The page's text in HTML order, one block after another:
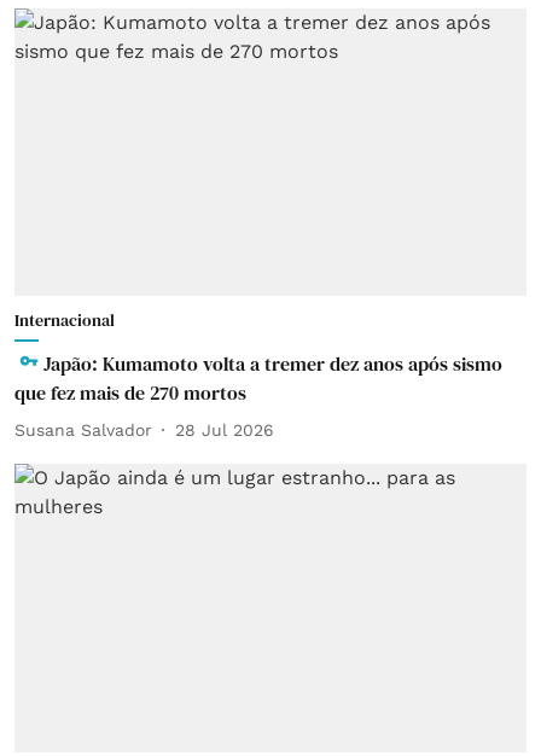
Internacional
Japão: Kumamoto volta a tremer dez anos após sismo
que fez mais de 270 mortos
Susana Salvador 28 Jul 2026